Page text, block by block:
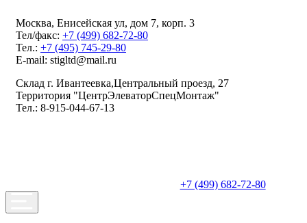
Москва, Енисейская ул, дом 7, корп. 3
Тел/факс: +7 (499) 682-72-80
Тел.: +7 (495) 745-29-80
E-mail: stigltd@mail.ru
Склад г. Ивантеевка,Центральный проезд, 27
Территория "ЦентрЭлеваторСпецМонтаж"
Тел.: 8-915-044-67-13
+7 (499) 682-72-80